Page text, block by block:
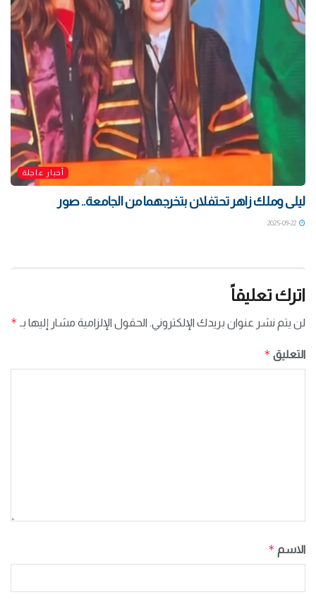
أخبار عاجلة
ليلى وملك زاهر تحتفلان بتخرجهما من الجامعة.. صور
اترك تعليقاً
لن يتم نشر عنوان بريدك الإلكتروني. الحقول الإلزامية مشار إليها بـ *
التعليق *
الاسم *